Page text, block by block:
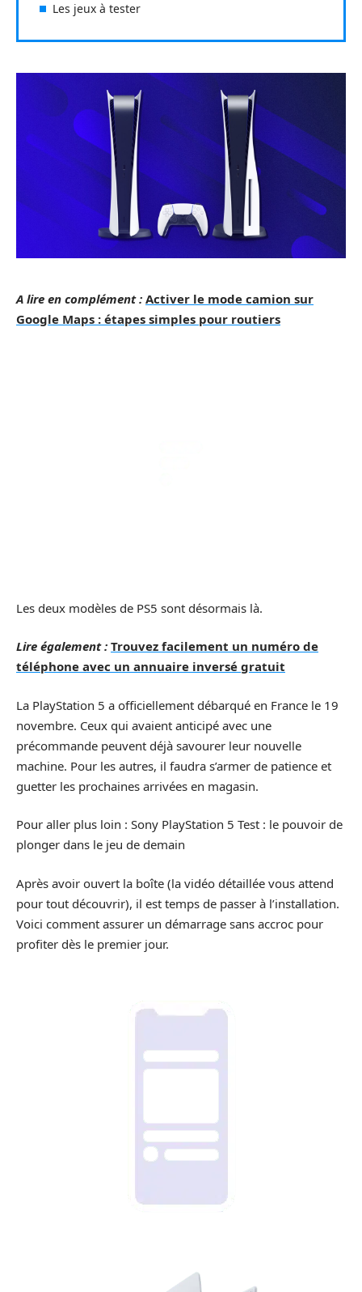
Les jeux à tester
A lire en complément : Activer le mode camion sur
Google Maps : étapes simples pour routiers
Les deux modèles de PS5 sont désormais là.
Lire également : Trouvez facilement un numéro de
téléphone avec un annuaire inversé gratuit
La PlayStation 5 a officiellement débarqué en France le 19
novembre. Ceux qui avaient anticipé avec une
précommande peuvent déjà savourer leur nouvelle
machine. Pour les autres, il faudra s’armer de patience et
guetter les prochaines arrivées en magasin.
Pour aller plus loin : Sony PlayStation 5 Test : le pouvoir de
plonger dans le jeu de demain
Après avoir ouvert la boîte (la vidéo détaillée vous attend
pour tout découvrir), il est temps de passer à l’installation.
Voici comment assurer un démarrage sans accroc pour
profiter dès le premier jour.